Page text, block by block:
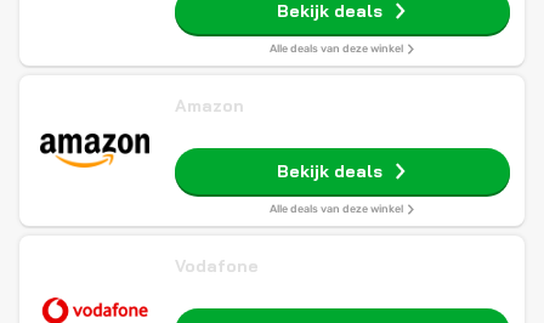
Bekijk deals
Alle deals van deze winkel
Amazon
Bekijk deals
Alle deals van deze winkel
Vodafone